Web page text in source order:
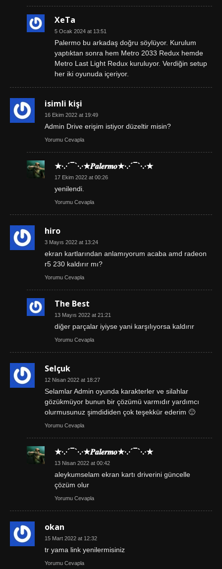
XeTa
5 Ocak 2024 at 13:51
Palermo bu arkadaş doğru söylüyor. Kurulum
yaptıktan sonra hem Metro 2033 Redux hemde
Metro Last Light Redux kuruluyor. Verdiğin setup
her iki oyunuda içeriyor.
isimli kişi
16 Ekim 2022 at 19:49
Admin Drive erişim istiyor düzeltir misin?
Yorumu Cevapla
★·.·´¯`·.·★𝑷𝒂𝒍𝒆𝒓𝒎𝒐★·.·´¯`·.·★
17 Ekim 2022 at 00:26
yenilendi.
Yorumu Cevapla
hiro
3 Mayıs 2022 at 13:24
ekran kartlarından anlamıyorum acaba amd radeon
r5 230 kaldırır mı?
Yorumu Cevapla
The Best
13 Mayıs 2022 at 21:21
diğer parçalar iyiyse yani karşılıyorsa kaldırır
Yorumu Cevapla
Selçuk
12 Nisan 2022 at 18:27
Selamlar Admin oyunda karakterler ve silahlar
gözükmüyor bunun bir çözümü varmıdır yardımcı
olurmusunuz şimdididen çok teşekkür ederim 🙂
Yorumu Cevapla
★·.·´¯`·.·★𝑷𝒂𝒍𝒆𝒓𝒎𝒐★·.·´¯`·.·★
13 Nisan 2022 at 00:42
aleykumselam ekran kartı driverini güncelle
çözüm olur
Yorumu Cevapla
okan
15 Mart 2022 at 12:32
tr yama link yenilermisiniz
Yorumu Cevapla